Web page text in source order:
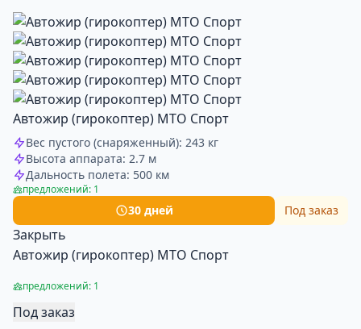
Автожир (гирокоптер) МТО Спорт
Вес пустого (снаряженный): 243 кг
Высота аппарата: 2.7 м
Дальность полета: 500 км
предложений: 1
30 дней Под заказ
Закрыть
Автожир (гирокоптер) МТО Спорт
предложений: 1
Под заказ